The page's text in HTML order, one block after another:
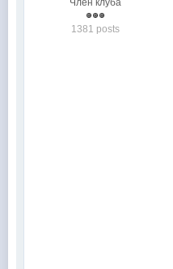
Член клуба
1381 posts